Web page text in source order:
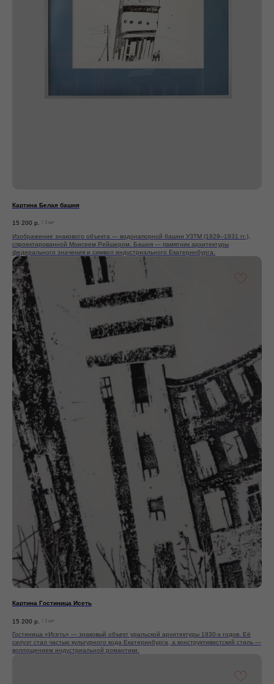
Картина Белая башня
15 200 р. / 1 шт
Изображение знакового объекта — водонапорной башни УЗТМ (1929–1931 гг.),
спроектированной Моисеем Рейшером. Башня — памятник архитектуры
федерального значения и символ индустриального Екатеринбурга.
Картина Гостиница Исеть
15 200 р. / 1 шт
Гостиница «Исеть» — знаковый объект уральской архитектуры 1930-х годов. Её
силуэт стал частью культурного кода Екатеринбурга, а конструктивистский стиль —
воплощением индустриальной романтики.